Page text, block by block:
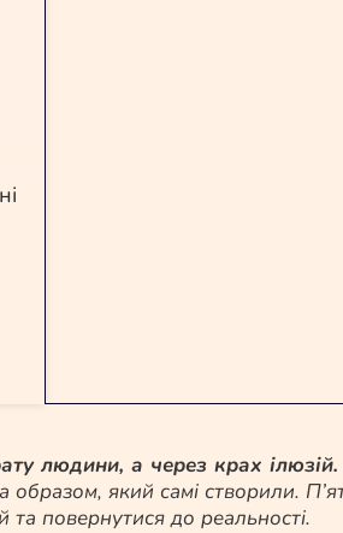
людини, а через крах ілюзій.
який самі створили.
та повернутися до реальності.